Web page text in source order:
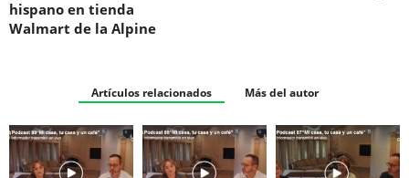
hispano en tienda
Walmart de la Alpine
Artículos relacionados Más del autor